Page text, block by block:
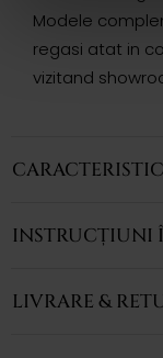
Modele
regasi atat in
vizitand
INSTRUCȚIUNI
LIVRARE &